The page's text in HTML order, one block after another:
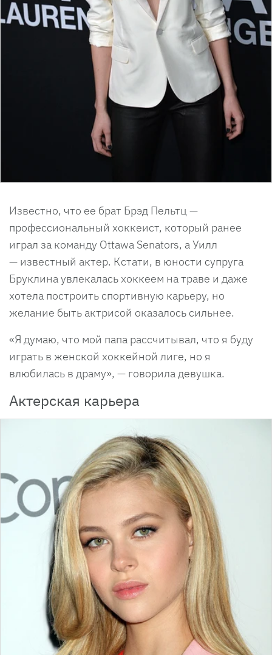
Известно, что ее брат Брэд Пельтц —
профессиональный хоккеист, который ранее
играл за команду Ottawa Senators, а Уилл
— известный актер. Кстати, в юности супруга
Бруклина увлекалась хоккеем на траве и даже
хотела построить спортивную карьеру, но
желание быть актрисой оказалось сильнее.
«Я думаю, что мой папа рассчитывал, что я буду
играть в женской хоккейной лиге, но я
влюбилась в драму», — говорила девушка.
Актерская карьера